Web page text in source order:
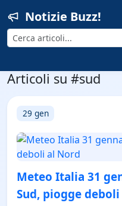
Notizie Buzz!
Cerca
Articoli su #sud
29 gen
Meteo Italia 31
Sud, piogge